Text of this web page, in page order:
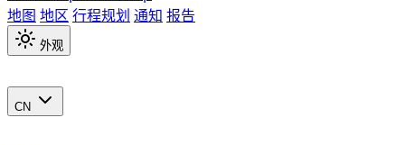
地图 地区 行程规划 通知 报告
外观
CN